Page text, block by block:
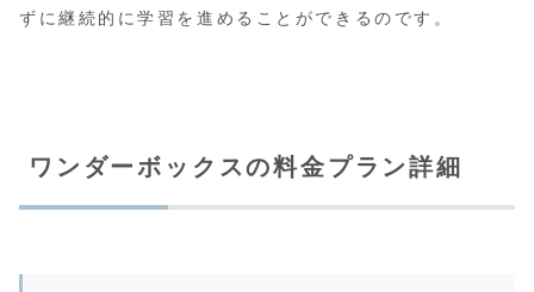
ずに継続的に学習を進めることができるのです。
ワンダーボックスの料金プラン詳細